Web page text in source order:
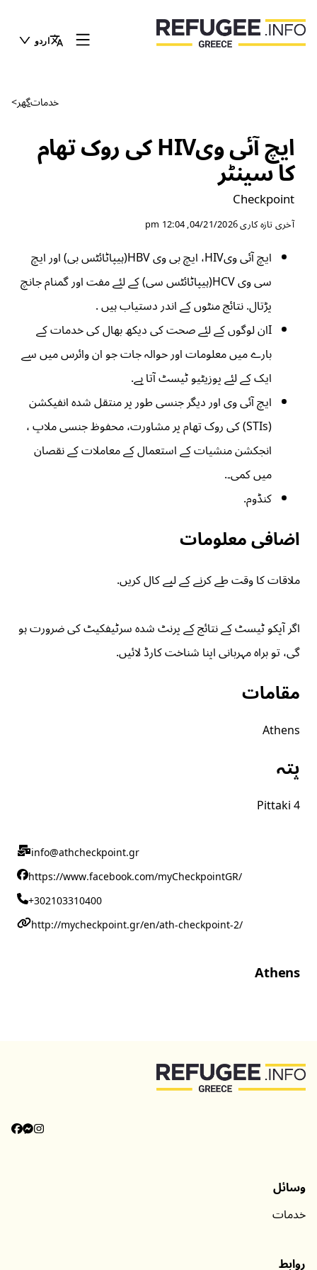
اردو
گھر> خدمات
ایچ آئی ویHIV کی روک تھام
کا سینٹر
Checkpoint
آخری تازہ کاری04/21/2026, 12:04 pm
ایچ آئی ویHIV، ایچ بی وی HBV(ہیپاٹائٹس بی) اور ایچ
سی وی HCV(ہیپاٹائٹس سی) کے لئے مفت اور گمنام جانچ
پڑتال. نتائج منٹوں کے اندر دستیاب ہیں .
Iان لوگوں کے لئے صحت کی دیکھ بھال کی خدمات کے
بارے میں معلومات اور حوالہ جات جو ان وائرس میں سے
ایک کے لئے پوزیٹیو ٹیسٹ آتا ہے.
ایچ آئی وی اور دیگر جنسی طور پر منتقل شدہ انفیکشن
(STIs) کی روک تھام پر مشاورت، محفوظ جنسی ملاپ ،
انجکشن منشیات کے استعمال کے معاملات کے نقصان
میں کمی۔.
کنڈوم.
اضافی معلومات
ملاقات کا وقت طے کرنے کے لیے کال کریں.
اگر آپکو ٹیسٹ کے نتائج کے پرنٹ شدہ سرٹیفکیٹ کی ضرورت ہو
گی، تو براہ مہربانی اپنا شناخت کارڈ لائیں.
مقامات
Athens
پتہ
Pittaki 4
info@athcheckpoint.gr
https://www.facebook.com/myCheckpointGR/
+302103310400
http://mycheckpoint.gr/en/ath-checkpoint-2/
Athens
وسائل
خدمات
روابط